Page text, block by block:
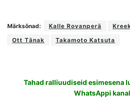
Märksõnad: Kalle Rovanperä
Ott Tänak
Takamoto Katsuta
Tahad ralliuudiseid esimesena
WhatsAppi